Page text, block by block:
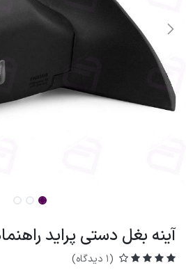
آینه بغل دستی پراید
(1 دیدگاه)